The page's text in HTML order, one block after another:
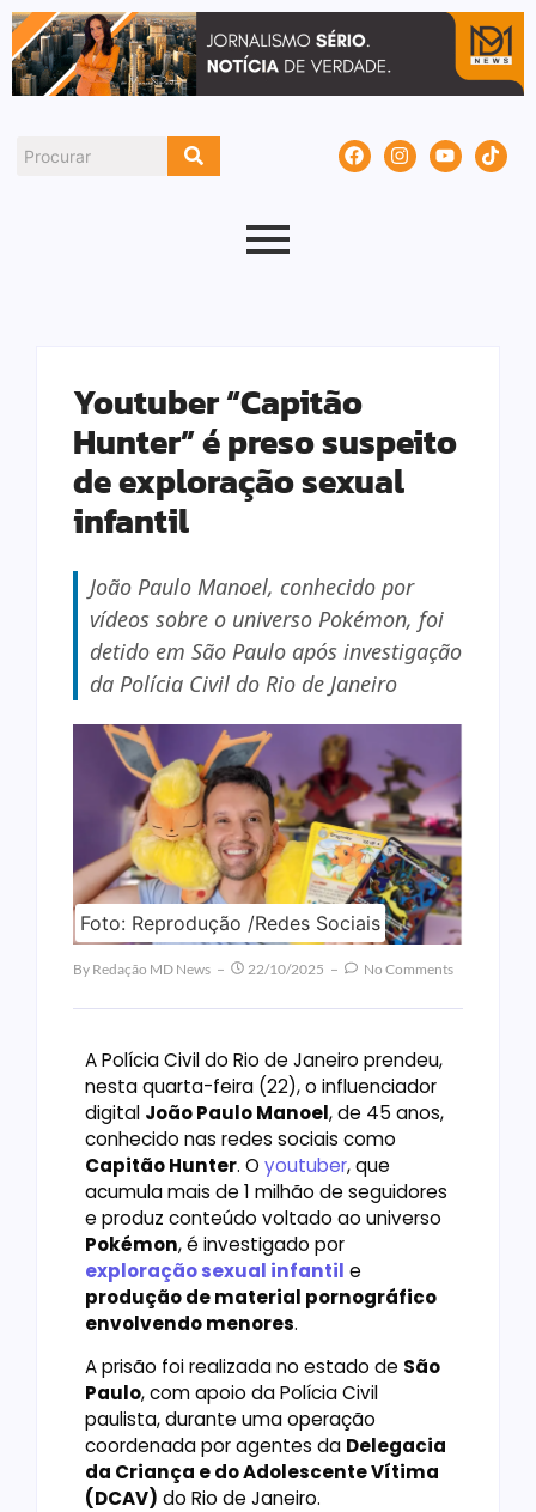
Youtuber “Capitão
Hunter” é preso suspeito
de exploração sexual
infantil
João Paulo Manoel, conhecido por
vídeos sobre o universo Pokémon, foi
detido em São Paulo após investigação
da Polícia Civil do Rio de Janeiro
Foto: Reprodução /Redes Sociais
By Redação MD News 22/10/2025 No Comments
A Polícia Civil do Rio de Janeiro prendeu,
nesta quarta-feira (22), o influenciador
digital João Paulo Manoel, de 45 anos,
conhecido nas redes sociais como
Capitão Hunter. O youtuber, que
acumula mais de 1 milhão de seguidores
e produz conteúdo voltado ao universo
Pokémon, é investigado por
exploração sexual infantil e
produção de material pornográfico
envolvendo menores.
A prisão foi realizada no estado de São
Paulo, com apoio da Polícia Civil
paulista, durante uma operação
coordenada por agentes da Delegacia
da Criança e do Adolescente Vítima
(DCAV) do Rio de Janeiro.